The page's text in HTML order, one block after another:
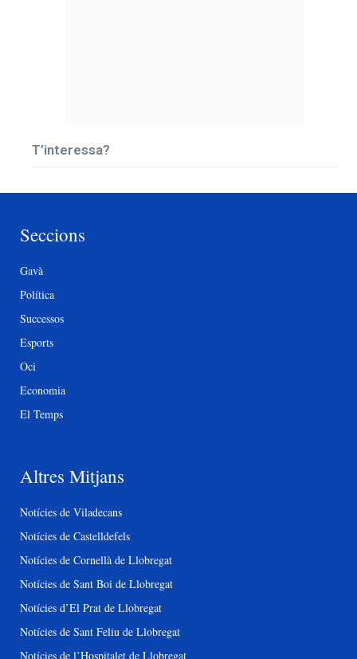
T’interessa?
Seccions
Gavà
Política
Successos
Esports
Oci
Economia
El Temps
Altres Mitjans
Notícies de Viladecans
Notícies de Castelldefels
Notícies de Cornellà de Llobregat
Notícies de Sant Boi de Llobregat
Notícies d’El Prat de Llobregat
Notícies de Sant Feliu de Llobregat
Notícies de l’Hospitalet de Llobregat